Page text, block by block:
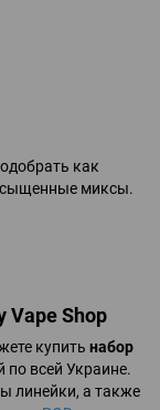
как
миксы.
Vape Shop
купить набор
по всей Украине.
линейки, а также